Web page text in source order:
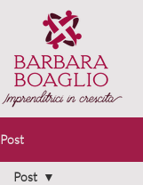
Post
Post